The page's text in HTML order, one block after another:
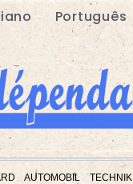
Português
AUTOMOBIL TECHNIK